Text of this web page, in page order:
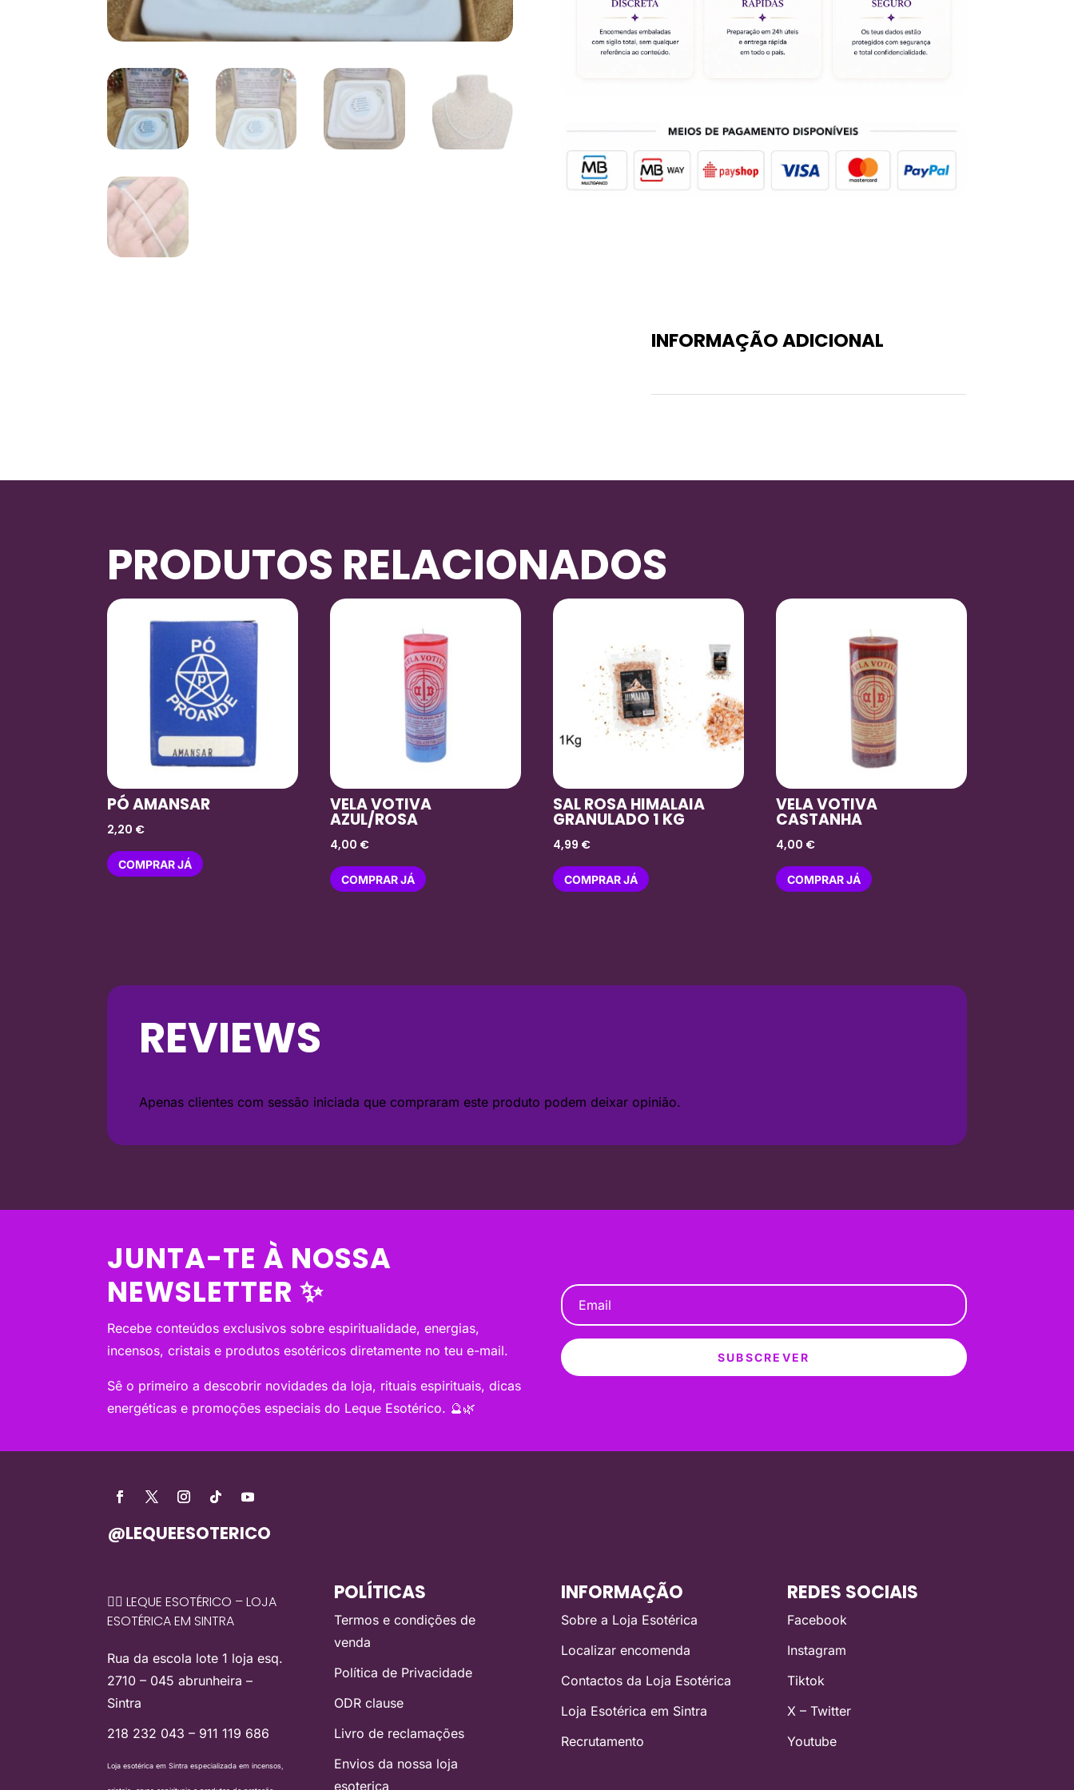
INFORMAÇÃO ADICIONAL
PRODUTOS RELACIONADOS
PÓ AMANSAR
2,20 €
COMPRAR JÁ
VELA VOTIVA
AZUL/ROSA
4,00 €
COMPRAR JÁ
SAL ROSA HIMALAIA
GRANULADO 1 KG
4,99 €
COMPRAR JÁ
VELA VOTIVA
CASTANHA
4,00 €
COMPRAR JÁ
REVIEWS
Apenas clientes com sessão iniciada que compraram este produto podem deixar opinião.
JUNTA-TE À NOSSA
NEWSLETTER ✨
Recebe conteúdos exclusivos sobre espiritualidade, energias,
incensos, cristais e produtos esotéricos diretamente no teu e-mail.
Sê o primeiro a descobrir novidades da loja, rituais espirituais, dicas
energéticas e promoções especiais do Leque Esotérico. 🔮🌿
SUBSCREVER
@LEQUEESOTERICO
🧙‍♀️ LEQUE ESOTÉRICO – LOJA
ESOTÉRICA EM SINTRA
Rua da escola lote 1 loja esq.
2710 – 045 abrunheira –
Sintra
218 232 043 – 911 119 686
Loja esotérica em Sintra especializada em incensos,
POLÍTICAS
Termos e condições de
venda
Política de Privacidade
ODR clause
Livro de reclamações
Envios da nossa loja
esoterica
INFORMAÇÃO
Sobre a Loja Esotérica
Localizar encomenda
Contactos da Loja Esotérica
Loja Esotérica em Sintra
Recrutamento
REDES SOCIAIS
Facebook
Instagram
Tiktok
X – Twitter
Youtube